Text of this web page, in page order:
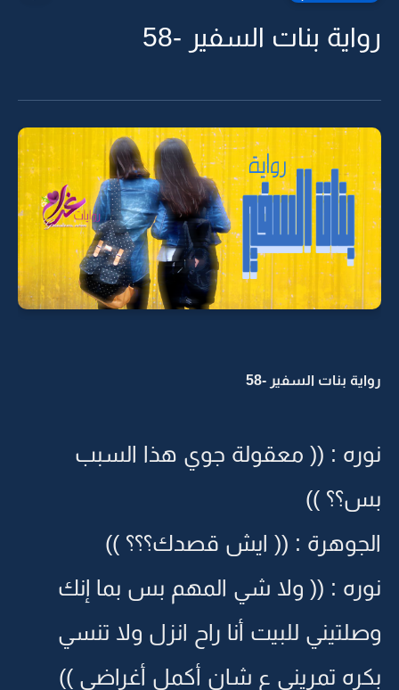
رواية بنات السفير -58
رواية بنات السفير -58
نوره : (( معقولة جوي هذا السبب
بس؟؟ ))
الجوهرة : (( ايش قصدك؟؟؟ ))
نوره : (( ولا شي المهم بس بما إنك
وصلتيني للبيت أنا راح انزل ولا تنسي
بكره تمريني ع شان أكمل أغراضي ))